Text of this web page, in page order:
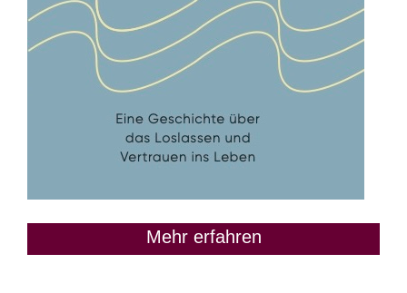
Mehr erfahren